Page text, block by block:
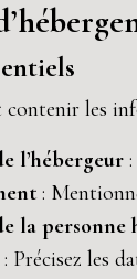
les
l’hébergeur
:
la personne
: Précisez les